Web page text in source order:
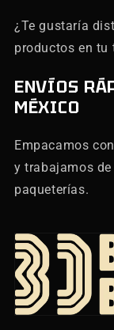
¿Te gustaría
productos en tu
ENVÍOS
MÉXICO
Empacamos
y trabajamos
paqueterías.